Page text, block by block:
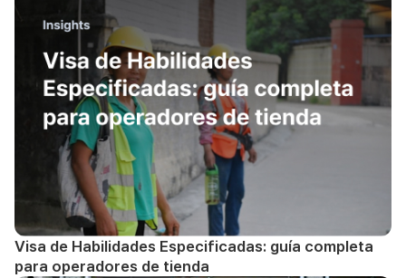
Visa de Habilidades Especificadas: guía completa
para operadores de tienda